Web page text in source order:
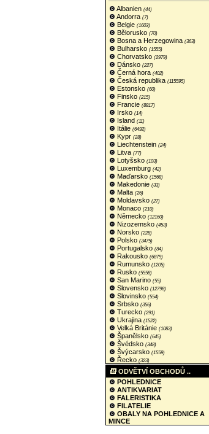
Albanien (44)
Andorra (7)
Belgie (1603)
Bělorusko (70)
Bosna a Herzegowina (363)
Bulharsko (1555)
Chorvatsko (2979)
Dánsko (227)
Černá hora (402)
Česká republika (115595)
Estonsko (60)
Finsko (215)
Francie (8817)
Irsko (14)
Island (11)
Itálie (6492)
Kypr (28)
Liechtenstein (24)
Litva (77)
Lotyšsko (103)
Luxemburg (42)
Maďarsko (1568)
Makedonie (33)
Malta (26)
Moldavsko (27)
Monaco (210)
Německo (12160)
Nizozemsko (453)
Norsko (228)
Polsko (3475)
Portugalsko (84)
Rakousko (6879)
Rumunsko (1205)
Rusko (5558)
San Marino (55)
Slovensko (12798)
Slovinsko (554)
Srbsko (356)
Turecko (291)
Ukrajina (1522)
Velká Británie (1083)
Španělsko (645)
Švédsko (348)
Švýcarsko (1559)
Řecko (323)
ODVĚTVÍ OBCHODŮ ..
POHLEDNICE
ANTIKVARIAT
FALERISTIKA
FILATELIE
OBALY NA POHLEDNICE A
MINCE